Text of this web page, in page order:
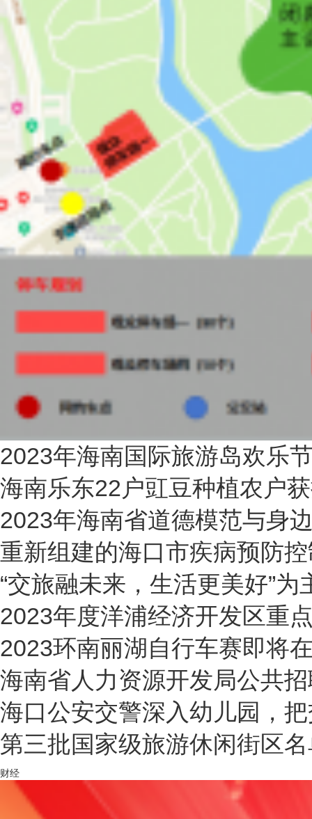
2023年海南国际旅游岛欢乐
海南乐东22户豇豆种植农户
2023年海南省道德模范与身
重新组建的海口市疾病预防
“交旅融未来，生活更美好”
2023年度洋浦经济开发区重
2023环南丽湖自行车赛即将
海南省人力资源开发局公共
海口公安交警深入幼儿园，
第三批国家级旅游休闲街区
财经